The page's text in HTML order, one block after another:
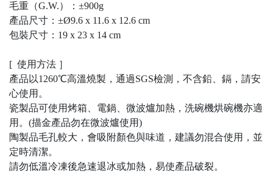
毛重（G.W.）： ±900g
產品尺寸： ±Ø9.6 x 11.6 x 12.6 cm
包裝尺寸： 19 x 23 x 14 cm
[ 使用方法 ］
產品以1260℃高溫燒製，通過SGS檢測，不含鉛、鎘，請安
心使用。
瓷製品可使用烤箱、電鍋、微波爐加熱，洗碗機烘碗機亦適
用。(描金產品勿在微波爐使用)
陶製品毛孔較大，會吸附顏色與味道，建議勿混合使用，並
定時清潔。
請勿低溫冷凍後急速退冰或加熱，易使產品破裂。